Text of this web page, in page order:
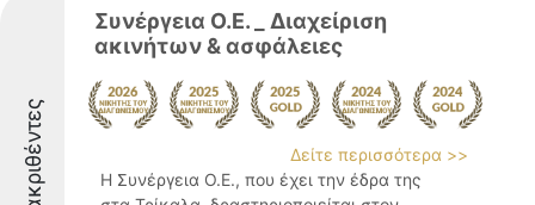
Διακριθέντες
Συνέργεια Ο.Ε. _ Διαχείριση
ακινήτων & ασφάλειες
Δείτε περισσότερα >>
Η Συνέργεια Ο.Ε., που έχει την έδρα της